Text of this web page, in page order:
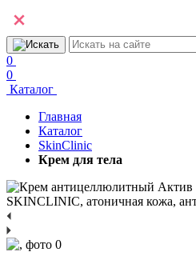
0
0
Каталог
Главная
Каталог
SkinClinic
Крем для тела